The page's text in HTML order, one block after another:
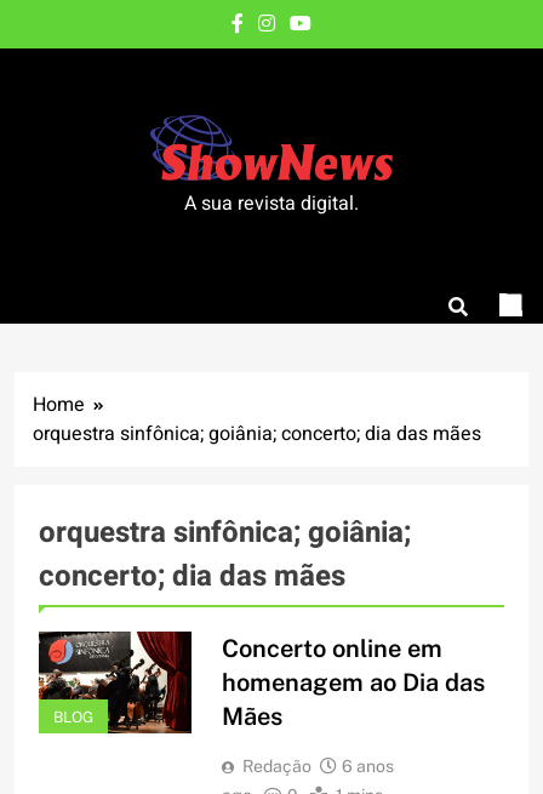
to
A sua revista digital.
Home
orquestra sinfônica; goiânia; concerto; dia das mães
orquestra sinfônica; goiânia;
concerto; dia das mães
BLOG
Concerto online em
homenagem ao Dia das
Mães
Redação
6 anos